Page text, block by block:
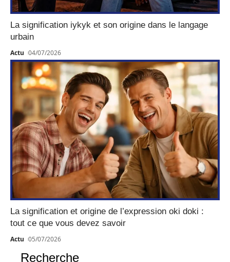
La signification iykyk et son origine dans le langage
urbain
Actu 04/07/2026
La signification et origine de l’expression oki doki :
tout ce que vous devez savoir
Actu 05/07/2026
Recherche